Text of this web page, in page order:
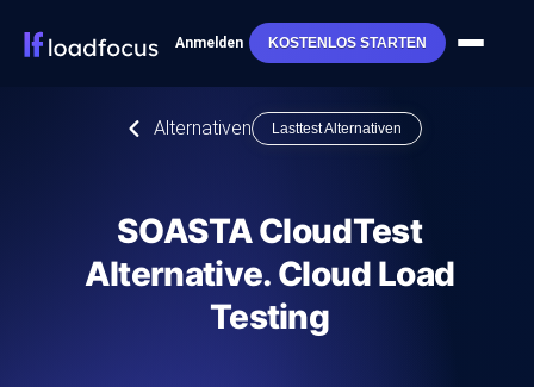
Anmelden KOSTENLOS STARTEN
Alternativen Lasttest Alternativen
SOASTA CloudTest
Alternative. Cloud Load
Testing